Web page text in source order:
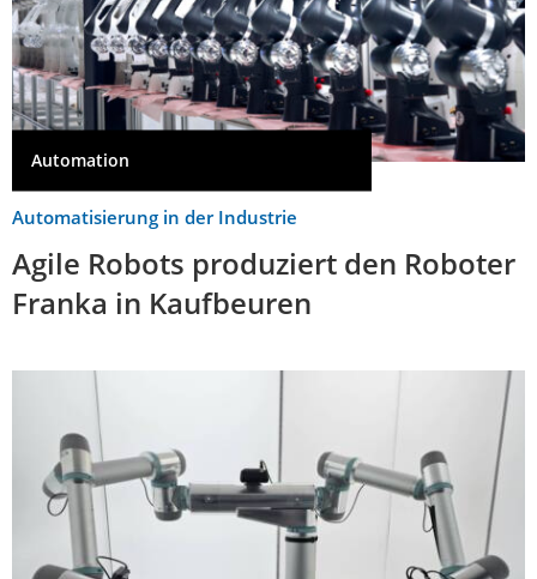
Automation
Automatisierung in der Industrie
Agile Robots produziert den Roboter
Franka in Kaufbeuren